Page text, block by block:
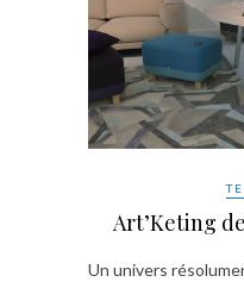
Art’Keting
Un univers